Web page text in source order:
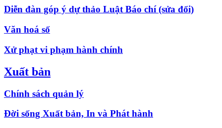
Diễn đàn góp ý dự thảo Luật Báo chí (sửa đổi)
Văn hoá số
Xử phạt vi phạm hành chính
Xuất bản
Chính sách quản lý
Đời sống Xuất bản, In và Phát hành